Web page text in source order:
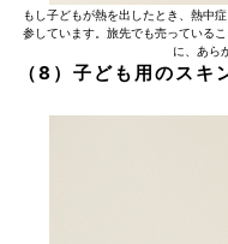
もし子どもが熱を出したとき、熱中
参しています。旅先でも売っている
に、あら
（8）子ども用のスキ